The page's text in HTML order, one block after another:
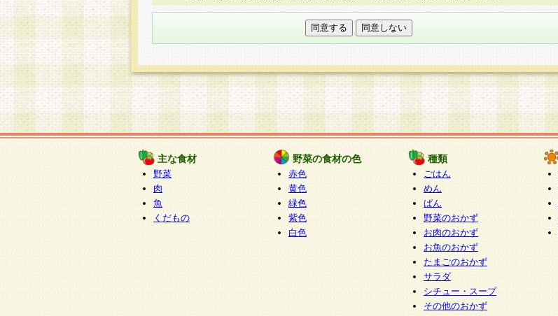
個人情報の取り扱いを外部に委託する場合は、当社が規定する個人情報管理基準を満た
す企業を選定して委託を行い、適切な取り扱いが行われるよう監督します。
本人からの求めにより、当社が本件により取得した開示対象個人情報の利用目的の通
知・開示・内容の訂正・追加または削除・利用の停止・消去及び第三者への提供の禁止
（以下、総称して「開示等」といいます。）に応じます。
開示等に応じる窓口は以下になります。
ぱくすく食堂個人情報お客様相談窓口
paku-info@pakusuku.com
個人情報を与えることは任意ですが、個人情報の取扱いについて同意をいただけない場
合には、当社のサービスの提供、お客様からのお問い合わせ・ご相談への対応ができな
い場合がございますのでご了承ください。
主な食材
野菜
肉
魚
くだもの
野菜の食材の色
赤色
黄色
緑色
紫色
白色
種類
ごはん
めん
ぱん
野菜のおかず
お肉のおかず
お魚のおかず
たまごのおかず
サラダ
シチュー・スープ
その他のおかず